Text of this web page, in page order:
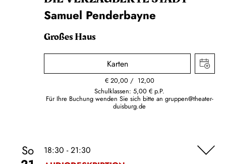
Samuel Penderbayne
Großes Haus
Karten
€ 20,00
12,00
Schulklassen: 5,00 € p.P.
Für Ihre Buchung wenden Sie sich bitte an gruppen@theater-
duisburg.de
So
18:30 - 21:30